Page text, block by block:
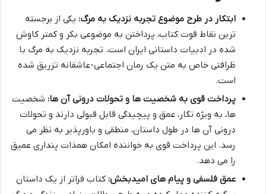
ابتکار در طرح موضوع تجربه نزدیک به مرگ: یکی از برجسته
ترین نقاط قوت کتاب، پرداختن به موضوعی بکر و کمتر کاوش
شده در ادبیات داستانی ایران است. تجربه نزدیک به مرگ با
ظرافتی خاص به متن یک رمان اجتماعی-عاشقانه تزریق شده
است.
پرداخت قوی به شخصیت ها و تحولات درونی آن ها: شخصیت
ها، به ویژه نگار، عمق و پیچیدگی قابل قبولی دارند و تحولات
درونی آن ها در طول داستان، منطقی و باورپذیر به نظر می
رسد. این پرداخت قوی به خواننده امکان همذات پنداری عمیق
را می دهد.
عمق فلسفی و پیام های امیدبخش: کتاب فراتر از یک داستان